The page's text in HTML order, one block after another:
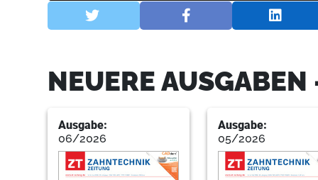
NEUERE
Ausgabe:
06/2026
Ausgabe:
05/2026